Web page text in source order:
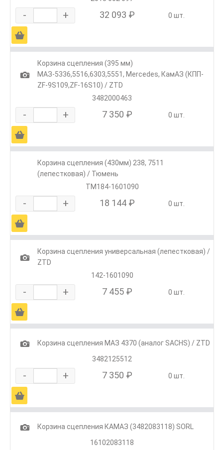
- + 32 093 ₽ 0 шт.
Ä
1
Корзина сцепления (395 мм)
МАЗ-5336,5516,6303,5551, Mercedes, КамАЗ (КПП-
ZF-9S109,ZF-16S10) / ZTD
3482000463
- + 7 350 ₽ 0 шт.
Ä
Корзина сцепления (430мм) 238, 7511
(лепестковая) / Тюмень
ТМ184-1601090
- + 18 144 ₽ 0 шт.
Ä
1
Корзина сцепления универсальная (лепестковая) /
ZTD
142-1601090
- + 7 455 ₽ 0 шт.
Ä
1
Корзина сцепления МАЗ 4370 (аналог SACHS) / ZTD
3482125512
- + 7 350 ₽ 0 шт.
Ä
1
Корзина сцепления КАМАЗ (3482083118) SORL
16102083118